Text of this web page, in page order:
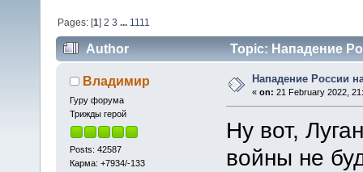
Pages: [1]2 3 ... 1111
Author Topic: Нападение
Владимир
Гуру форума
Трижды герой
Posts: 42587
Карма: +7934/-133
Нападение России
«on: 21 February 2022,
Ну вот,
войны не